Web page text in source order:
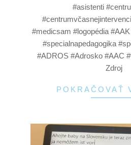
#asistenti
#medicsam #logopédia
#specialnapedagogika
#ADROS #Adrosko #AAC
Zdroj
POKRAČOVAŤ